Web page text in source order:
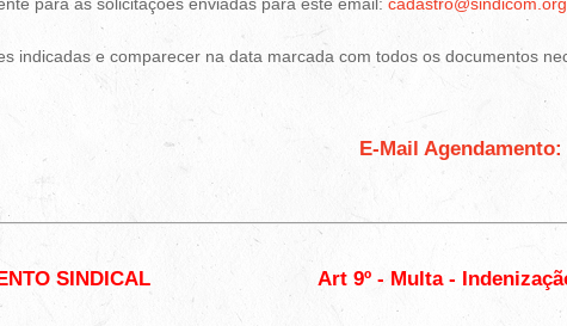
indicadas e comparecer na data marcada com todos os documentos
E-Mail Agendamento:
SINDICAL Art 9º - Multa -